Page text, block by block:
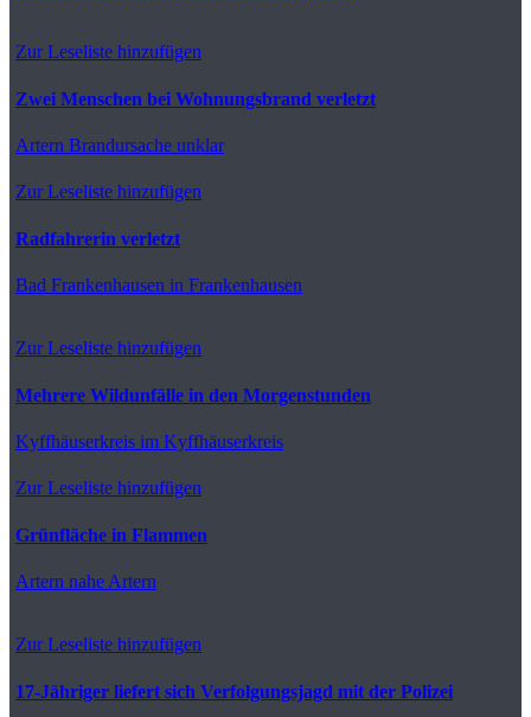
Zur Leseliste hinzufügen
Zwei Menschen bei Wohnungsbrand verletzt
Artern Brandursache unklar
Zur Leseliste hinzufügen
Radfahrerin verletzt
Bad Frankenhausen in Frankenhausen
Zur Leseliste hinzufügen
Mehrere Wildunfälle in den Morgenstunden
Kyffhäuserkreis im Kyffhäuserkreis
Zur Leseliste hinzufügen
Grünfläche in Flammen
Artern nahe Artern
Zur Leseliste hinzufügen
17-Jähriger liefert sich Verfolgungsjagd mit der Polizei